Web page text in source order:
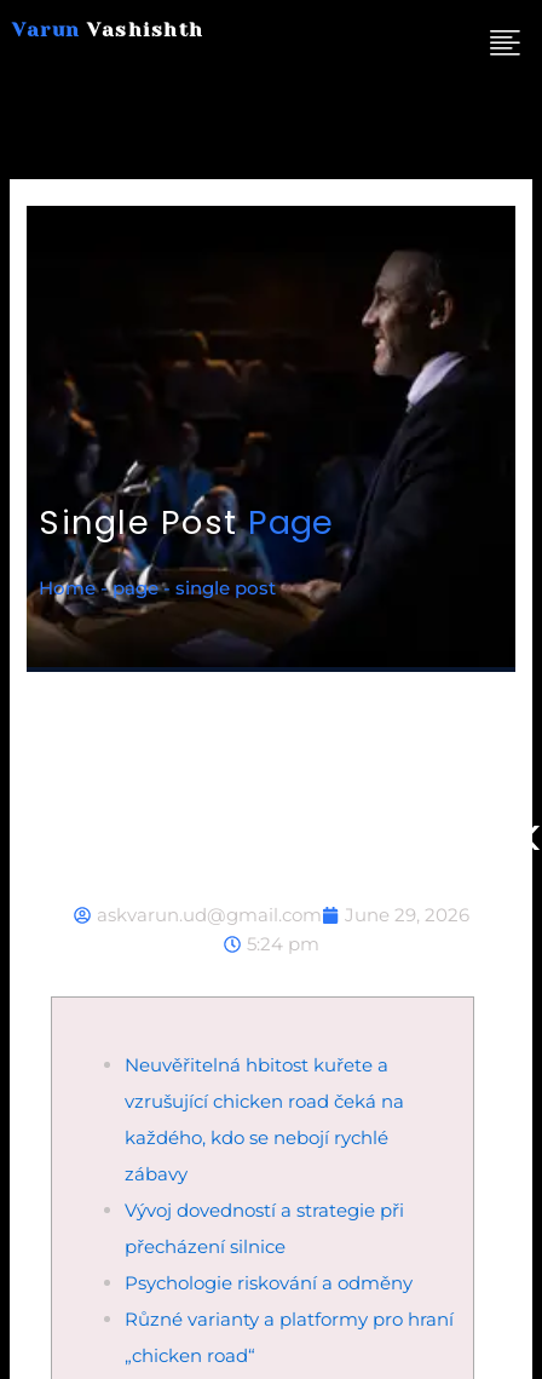
Varun Vashishth
Single PostPage
Home - page - single post
askvarun.ud@gmail.com
June 29, 2026
5:24 pm
Neuvěřitelná hbitost kuřete a
vzrušující chicken road čeká na
každého, kdo se nebojí rychlé
zábavy
Vývoj dovedností a strategie při
přecházení silnice
Psychologie riskování a odměny
Různé varianty a platformy pro hraní
„chicken road“